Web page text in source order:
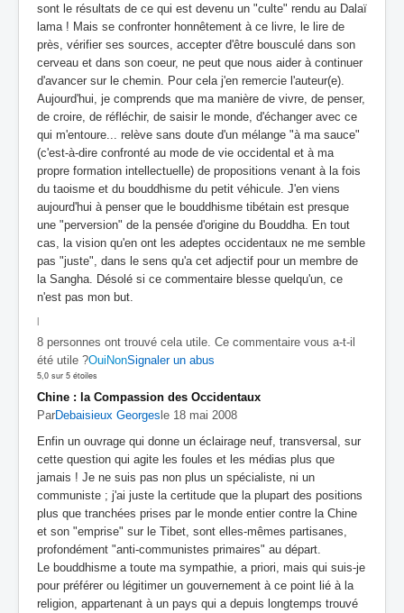
sont le résultats de ce qui est devenu un "culte" rendu au Dalaï
lama ! Mais se confronter honnêtement à ce livre, le lire de
près, vérifier ses sources, accepter d'être bousculé dans son
cerveau et dans son coeur, ne peut que nous aider à continuer
d'avancer sur le chemin. Pour cela j'en remercie l'auteur(e).
Aujourd'hui, je comprends que ma manière de vivre, de penser,
de croire, de réfléchir, de saisir le monde, d'échanger avec ce
qui m'entoure... relève sans doute d'un mélange "à ma sauce"
(c'est-à-dire confronté au mode de vie occidental et à ma
propre formation intellectuelle) de propositions venant à la fois
du taoisme et du bouddhisme du petit véhicule. J'en viens
aujourd'hui à penser que le bouddhisme tibétain est presque
une "perversion" de la pensée d'origine du Bouddha. En tout
cas, la vision qu'en ont les adeptes occidentaux ne me semble
pas "juste", dans le sens qu'a cet adjectif pour un membre de
la Sangha. Désolé si ce commentaire blesse quelqu'un, ce
n'est pas mon but.
|
8 personnes ont trouvé cela utile. Ce commentaire vous a-t-il
été utile ?OuiNonSignaler un abus
5,0 sur 5 étoiles
Chine : la Compassion des Occidentaux
ParDebaisieux Georgesle 18 mai 2008
Enfin un ouvrage qui donne un éclairage neuf, transversal, sur
cette question qui agite les foules et les médias plus que
jamais ! Je ne suis pas non plus un spécialiste, ni un
communiste ; j'ai juste la certitude que la plupart des positions
plus que tranchées prises par le monde entier contre la Chine
et son "emprise" sur le Tibet, sont elles-mêmes partisanes,
profondément "anti-communistes primaires" au départ.
Le bouddhisme a toute ma sympathie, a priori, mais qui suis-je
pour préférer ou légitimer un gouvernement à ce point lié à la
religion, appartenant à un pays qui a depuis longtemps trouvé